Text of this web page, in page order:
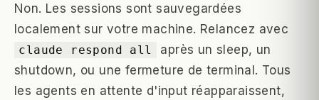
Non. Les sessions sont sauvegardées
localement sur votre machine. Relancez avec
claude respond all
après un sleep, un
shutdown, ou une fermeture de terminal. Tous
les agents en attente d'input réapparaissent,